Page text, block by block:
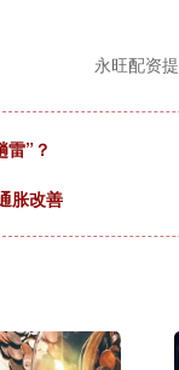
永旺配资
”？
胀改善